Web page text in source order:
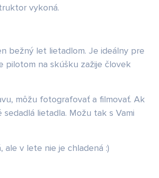
vykoná.
bežný let lietadlom. Je ideálny pre
pilotom na skúšku zažije človek
môžu fotografovať a filmovať. Ak
lietadla. Možu tak s Vami
v lete nie je chladená :)